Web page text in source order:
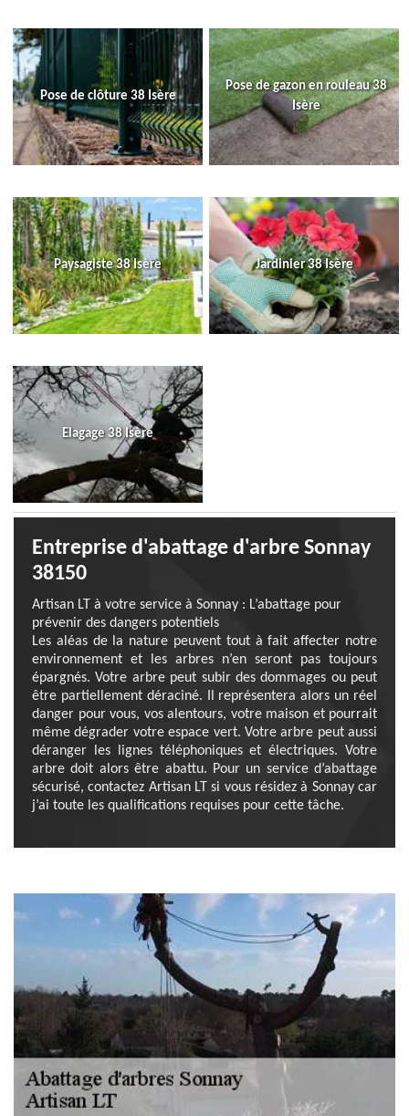
Pose de clôture 38 Isère
Pose de gazon en rouleau 38
Isère
Paysagiste 38 Isère Jardinier 38 Isère
Elagage 38 Isère
Entreprise d'abattage d'arbre Sonnay
38150
Artisan LT à votre service à Sonnay : L’abattage pour
prévenir des dangers potentiels
Les aléas de la nature peuvent tout à fait affecter notre
environnement et les arbres n’en seront pas toujours
épargnés. Votre arbre peut subir des dommages ou peut
être partiellement déraciné. Il représentera alors un réel
danger pour vous, vos alentours, votre maison et pourrait
même dégrader votre espace vert. Votre arbre peut aussi
déranger les lignes téléphoniques et électriques. Votre
arbre doit alors être abattu. Pour un service d’abattage
sécurisé, contactez Artisan LT si vous résidez à Sonnay car
j’ai toute les qualifications requises pour cette tâche.